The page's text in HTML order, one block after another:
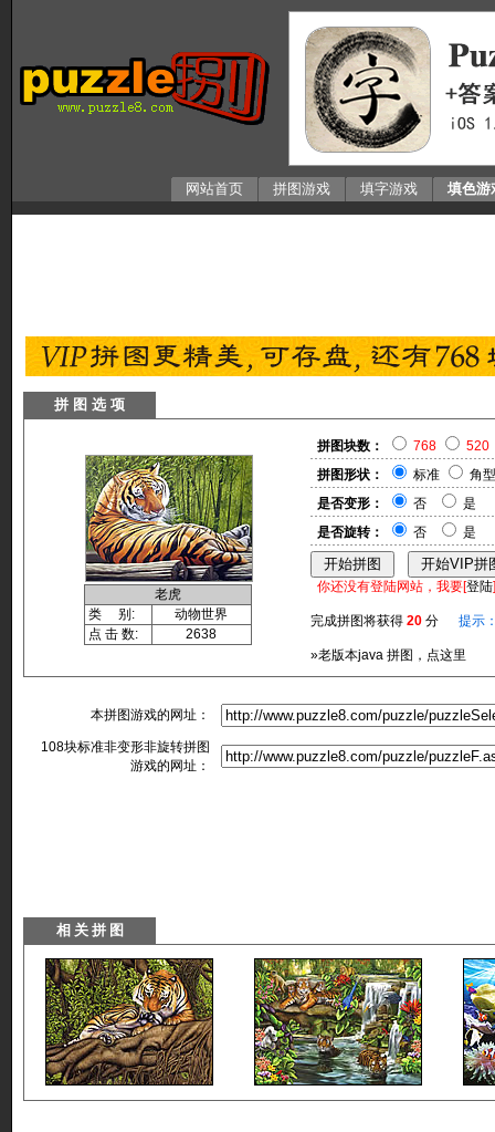
网站首页 拼图游戏 填字游戏 填色游
拼 图 选 项
老虎
类 别:
动物世界
点 击 数:
2638
拼图块数： 768
520
拼图形状：
标准
角型
是否变形：
否
是
是否旋转：
否 是
你还没有登陆网站，我要[登陆
完成拼图将获得 20 分 提示
»老版本java 拼图，点这里
本拼图游戏的网址：
108块标准非变形非旋转拼图
游戏的网址：